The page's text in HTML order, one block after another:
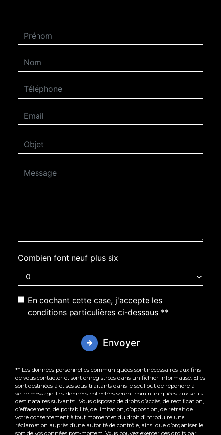
Combien font neuf plus six
En cochant cette case, j'accepte les
conditions particulières ci-dessous **
Envoyer
** Les données personnelles communiquées sont nécessaires aux fins
de vous contacter et sont enregistrées dans un fichier informatisé. Elles
sont destinées à et ses sous-traitants dans le seul but de répondre à
votre message. Les données collectées seront communiquées aux seuls
destinataires suivants: . Vous disposez de droits d’accès, de rectification,
d’effacement, de portabilité, de limitation, d’opposition, de retrait de
votre consentement à tout moment et du droit d’introduire une
réclamation auprès d’une autorité de contrôle, ainsi que d’organiser le
sort de vos données post-mortem. Vous pouvez exercer ces droits par